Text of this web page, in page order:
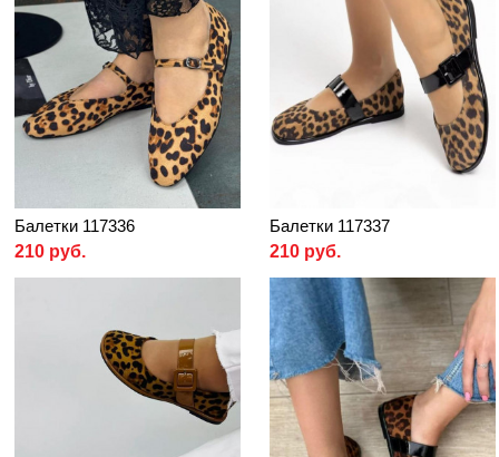
Балетки 117336
210 руб.
Балетки 117337
210 руб.